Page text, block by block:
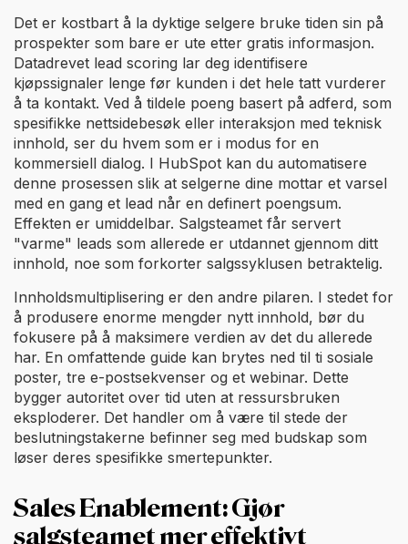
Det er kostbart å la dyktige selgere bruke tiden sin på
prospekter som bare er ute etter gratis informasjon.
Datadrevet lead scoring lar deg identifisere
kjøpssignaler lenge før kunden i det hele tatt vurderer
å ta kontakt. Ved å tildele poeng basert på adferd, som
spesifikke nettsidebesøk eller interaksjon med teknisk
innhold, ser du hvem som er i modus for en
kommersiell dialog. I HubSpot kan du automatisere
denne prosessen slik at selgerne dine mottar et varsel
med en gang et lead når en definert poengsum.
Effekten er umiddelbar. Salgsteamet får servert
"varme" leads som allerede er utdannet gjennom ditt
innhold, noe som forkorter salgssyklusen betraktelig.
Innholdsmultiplisering er den andre pilaren. I stedet for
å produsere enorme mengder nytt innhold, bør du
fokusere på å maksimere verdien av det du allerede
har. En omfattende guide kan brytes ned til ti sosiale
poster, tre e-postsekvenser og et webinar. Dette
bygger autoritet over tid uten at ressursbruken
eksploderer. Det handler om å være til stede der
beslutningstakerne befinner seg med budskap som
løser deres spesifikke smertepunkter.
Sales Enablement: Gjør
salgsteamet mer effektivt